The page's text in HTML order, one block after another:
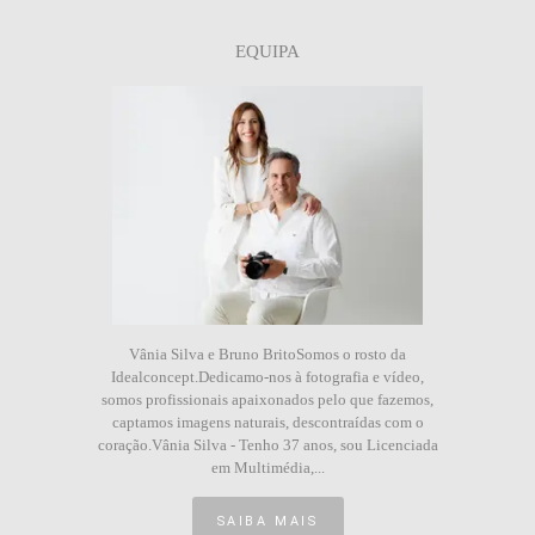
EQUIPA
Vânia Silva e Bruno BritoSomos o rosto da
Idealconcept.Dedicamo-nos à fotografia e vídeo,
somos profissionais apaixonados pelo que fazemos,
captamos imagens naturais, descontraídas com o
coração.Vânia Silva - Tenho 37 anos, sou Licenciada
em Multimédia,...
SAIBA MAIS